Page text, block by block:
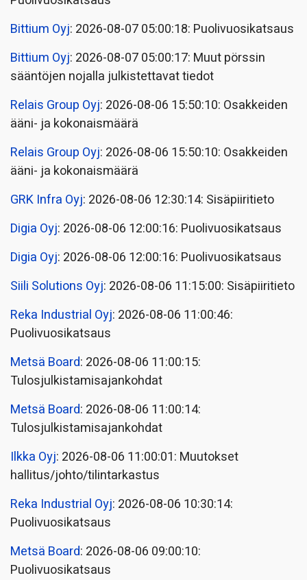
Bittium Oyj: 2026-08-07 05:00:18: Puolivuosikatsaus
Bittium Oyj: 2026-08-07 05:00:17: Muut pörssin
sääntöjen nojalla julkistettavat tiedot
Relais Group Oyj: 2026-08-06 15:50:10: Osakkeiden
ääni- ja kokonaismäärä
Relais Group Oyj: 2026-08-06 15:50:10: Osakkeiden
ääni- ja kokonaismäärä
GRK Infra Oyj: 2026-08-06 12:30:14: Sisäpiiritieto
Digia Oyj: 2026-08-06 12:00:16: Puolivuosikatsaus
Digia Oyj: 2026-08-06 12:00:16: Puolivuosikatsaus
Siili Solutions Oyj: 2026-08-06 11:15:00: Sisäpiiritieto
Reka Industrial Oyj: 2026-08-06 11:00:46:
Puolivuosikatsaus
Metsä Board: 2026-08-06 11:00:15:
Tulosjulkistamisajankohdat
Metsä Board: 2026-08-06 11:00:14:
Tulosjulkistamisajankohdat
Ilkka Oyj: 2026-08-06 11:00:01: Muutokset
hallitus/johto/tilintarkastus
Reka Industrial Oyj: 2026-08-06 10:30:14:
Puolivuosikatsaus
Metsä Board: 2026-08-06 09:00:10:
Puolivuosikatsaus